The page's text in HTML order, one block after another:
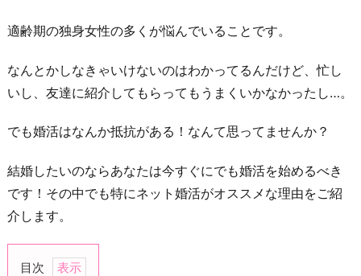
適齢期の独身女性の多くが悩んでいることです。
なんとかしなきゃいけないのはわかってるんだけど、忙し
いし、友達に紹介してもらってもうまくいかなかったし…。
でも婚活はなんか抵抗がある！なんて思ってませんか？
結婚したいのならあなたは今すぐにでも婚活を始めるべき
です！その中でも特にネット婚活がオススメな理由をご紹
介します。
目次